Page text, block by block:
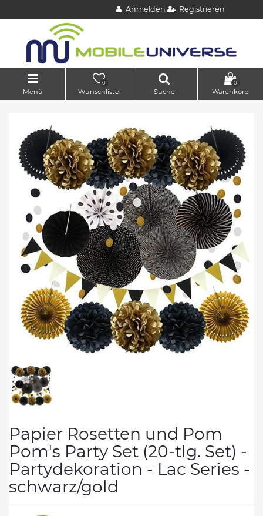
Anmelden Registrieren
Menü
0
Wunschliste Suche
0
Warenkorb
Papier Rosetten und Pom
Pom's Party Set (20-tlg. Set) -
Partydekoration - Lac Series -
schwarz/gold